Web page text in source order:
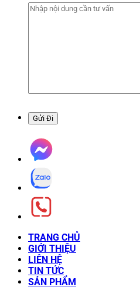
TRANG CHỦ
GIỚI THIỆU
LIÊN HỆ
TIN TỨC
SẢN PHẨM